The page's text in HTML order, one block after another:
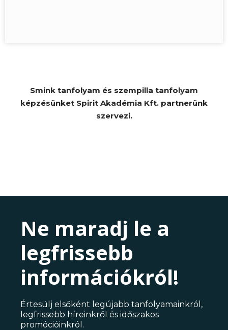
Smink tanfolyam és szempilla tanfolyam
képzésünket Spirit Akadémia Kft. partnerünk
szervezi.
Ne maradj le a
legfrissebb
információkról!
Értesülj elsőként legújabb tanfolyamainkról,
legfrissebb híreinkről és időszakos
promócióinkról.